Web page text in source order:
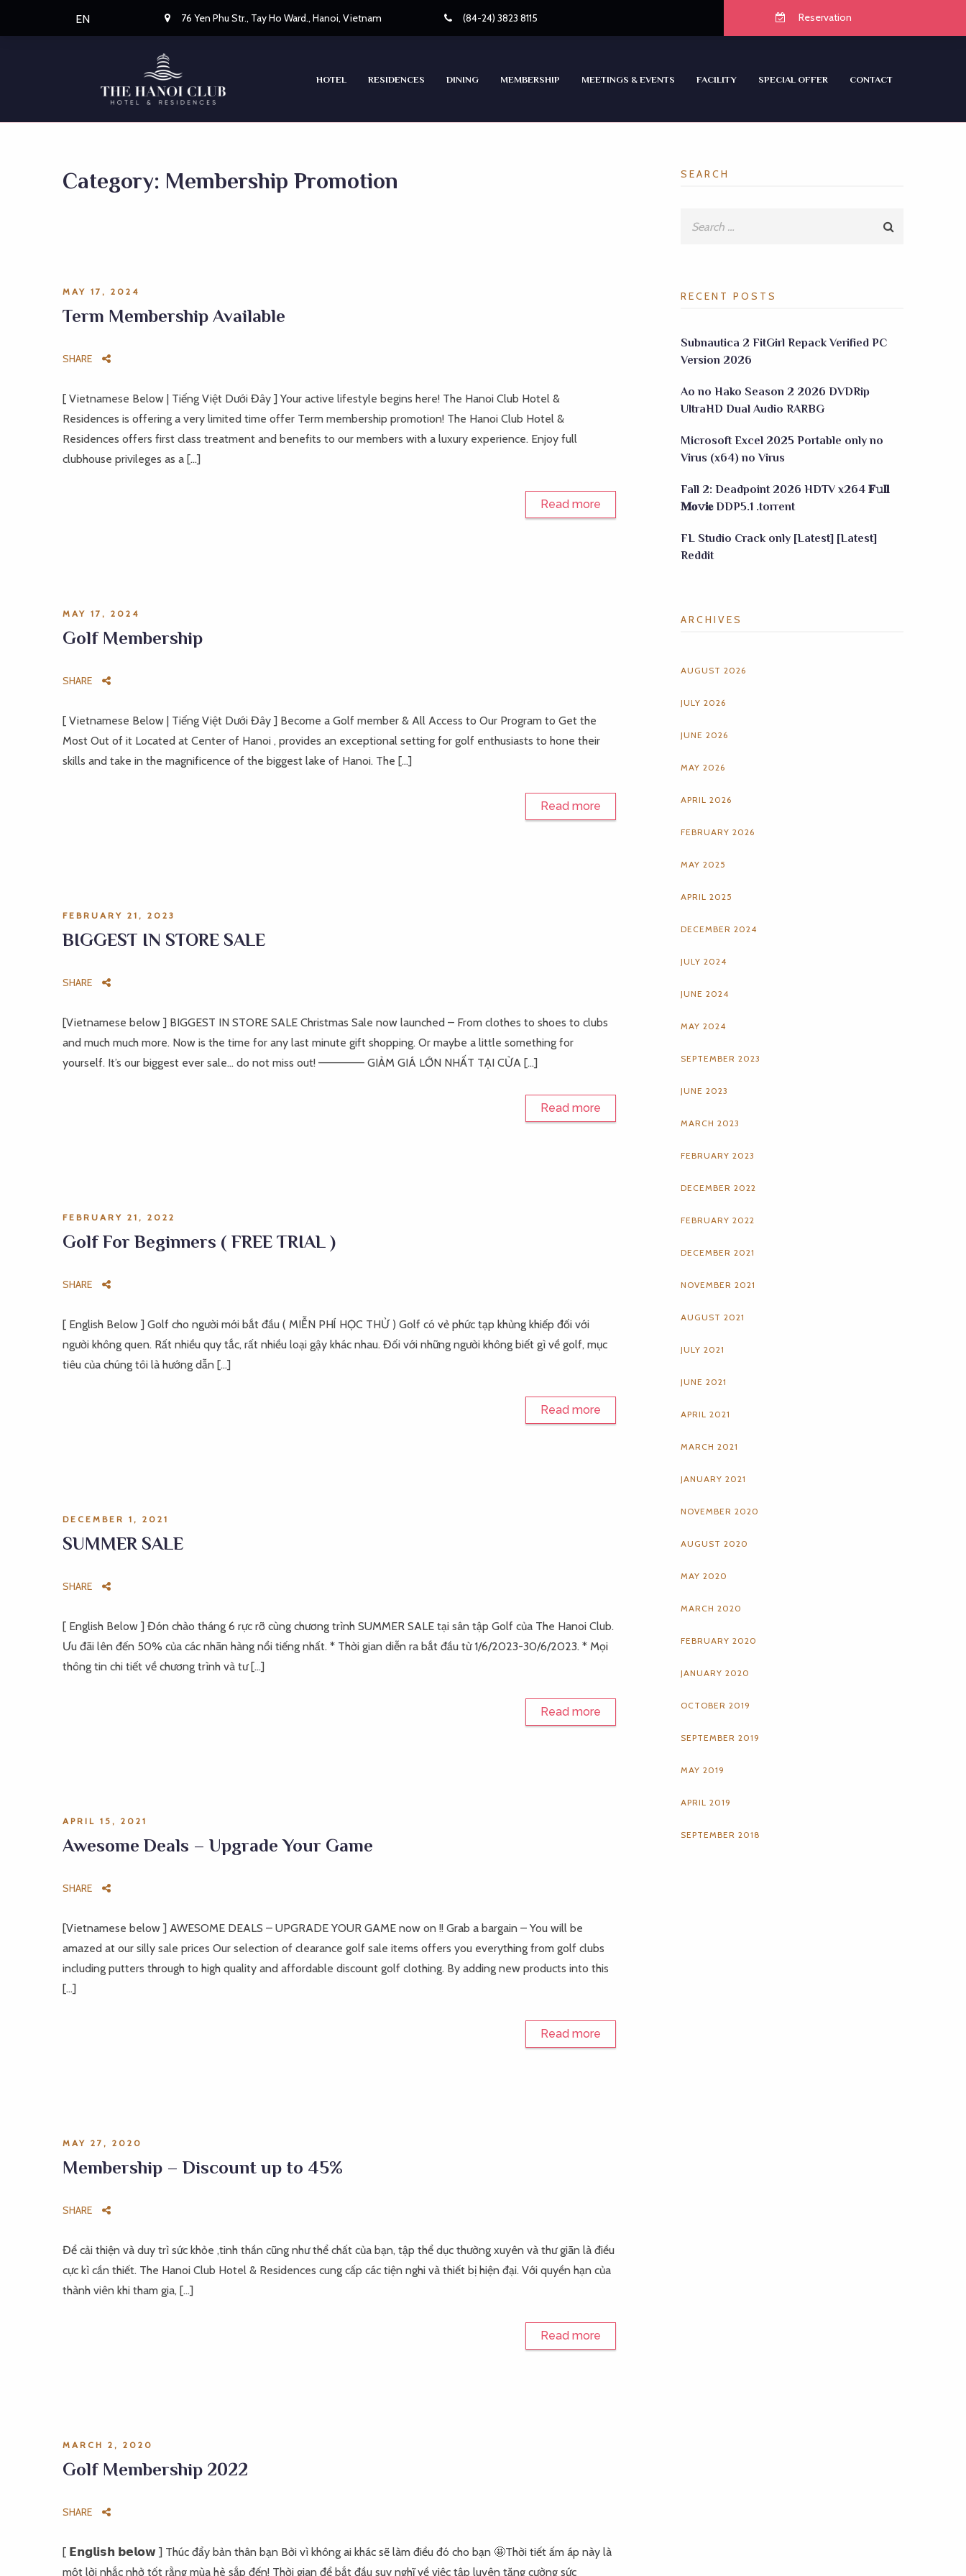
EN 76 Yen Phu Str., Tay Ho Ward., Hanoi, Vietnam (84-24) 3823 8115 Reservation
HOTEL RESIDENCES DINING MEMBERSHIP MEETINGS & EVENTS FACILITY SPECIAL OFFER CONTACT
Category: Membership Promotion
MAY 17, 2024
Term Membership Available
SHARE
[ Vietnamese Below | Tiếng Việt Dưới Đây ] Your active lifestyle begins here! The Hanoi Club Hotel &
Residences is offering a very limited time offer Term membership promotion! The Hanoi Club Hotel &
Residences offers first class treatment and benefits to our members with a luxury experience. Enjoy full
clubhouse privileges as a […]
Read more
MAY 17, 2024
Golf Membership
SHARE
[ Vietnamese Below | Tiếng Việt Dưới Đây ] Become a Golf member & All Access to Our Program to Get the
Most Out of it Located at Center of Hanoi , provides an exceptional setting for golf enthusiasts to hone their
skills and take in the magnificence of the biggest lake of Hanoi. The […]
Read more
FEBRUARY 21, 2023
BIGGEST IN STORE SALE
SHARE
[Vietnamese below ] BIGGEST IN STORE SALE Christmas Sale now launched – From clothes to shoes to clubs
and much much more. Now is the time for any last minute gift shopping. Or maybe a little something for
yourself. It’s our biggest ever sale… do not miss out! —————– GIẢM GIÁ LỚN NHẤT TẠI CỬA […]
Read more
FEBRUARY 21, 2022
Golf For Beginners ( FREE TRIAL )
SHARE
[ English Below ] Golf cho người mới bắt đầu ( MIỄN PHÍ HỌC THỬ ) Golf có vẻ phức tạp khủng khiếp đối với
người không quen. Rất nhiều quy tắc, rất nhiều loại gậy khác nhau. Đối với những người không biết gì về golf, mục
tiêu của chúng tôi là hướng dẫn […]
Read more
DECEMBER 1, 2021
SUMMER SALE
SHARE
[ English Below ] Đón chào tháng 6 rực rỡ cùng chương trình SUMMER SALE tại sân tập Golf của The Hanoi Club.
Ưu đãi lên đến 50% của các nhãn hàng nổi tiếng nhất. * Thời gian diễn ra bắt đầu từ 1/6/2023-30/6/2023. * Mọi
thông tin chi tiết về chương trình và tư […]
Read more
APRIL 15, 2021
Awesome Deals – Upgrade Your Game
SHARE
[Vietnamese below ] AWESOME DEALS – UPGRADE YOUR GAME now on !! Grab a bargain – You will be
amazed at our silly sale prices Our selection of clearance golf sale items offers you everything from golf clubs
including putters through to high quality and affordable discount golf clothing. By adding new products into this
[…]
Read more
MAY 27, 2020
Membership – Discount up to 45%
SHARE
Để cải thiện và duy trì sức khỏe ,tinh thần cũng như thể chất của bạn, tập thể dục thường xuyên và thư giãn là điều
cực kì cần thiết. The Hanoi Club Hotel & Residences cung cấp các tiện nghi và thiết bị hiện đại. Với quyền hạn của
thành viên khi tham gia, […]
Read more
MARCH 2, 2020
Golf Membership 2022
SHARE
[ 𝗘𝗻𝗴𝗹𝗶𝘀𝗵 𝗯𝗲𝗹𝗼𝘄 ] Thúc đẩy bản thân bạn Bởi vì không ai khác sẽ làm điều đó cho bạn 🤩Thời tiết ấm áp này là
một lời nhắc nhở tốt rằng mùa hè sắp đến! Thời gian để bắt đầu suy nghĩ về việc tập luyên tăng cường sức
SEARCH
RECENT POSTS
Subnautica 2 FitGirl Repack Verified PC
Version 2026
Ao no Hako Season 2 2026 DVDRip
UltraHD Dual Audio RARBG
Microsoft Excel 2025 Portable only no
Virus (x64) no Virus
Fall 2: Deadpoint 2026 HDTV x264 𝐅𝚞𝐥𝐥
𝐌𝐨𝚟𝐢𝐞 DDP5.1 .torrent
FL Studio Crack only [Latest] [Latest]
Reddit
ARCHIVES
AUGUST 2026
JULY 2026
JUNE 2026
MAY 2026
APRIL 2026
FEBRUARY 2026
MAY 2025
APRIL 2025
DECEMBER 2024
JULY 2024
JUNE 2024
MAY 2024
SEPTEMBER 2023
JUNE 2023
MARCH 2023
FEBRUARY 2023
DECEMBER 2022
FEBRUARY 2022
DECEMBER 2021
NOVEMBER 2021
AUGUST 2021
JULY 2021
JUNE 2021
APRIL 2021
MARCH 2021
JANUARY 2021
NOVEMBER 2020
AUGUST 2020
MAY 2020
MARCH 2020
FEBRUARY 2020
JANUARY 2020
OCTOBER 2019
SEPTEMBER 2019
MAY 2019
APRIL 2019
SEPTEMBER 2018